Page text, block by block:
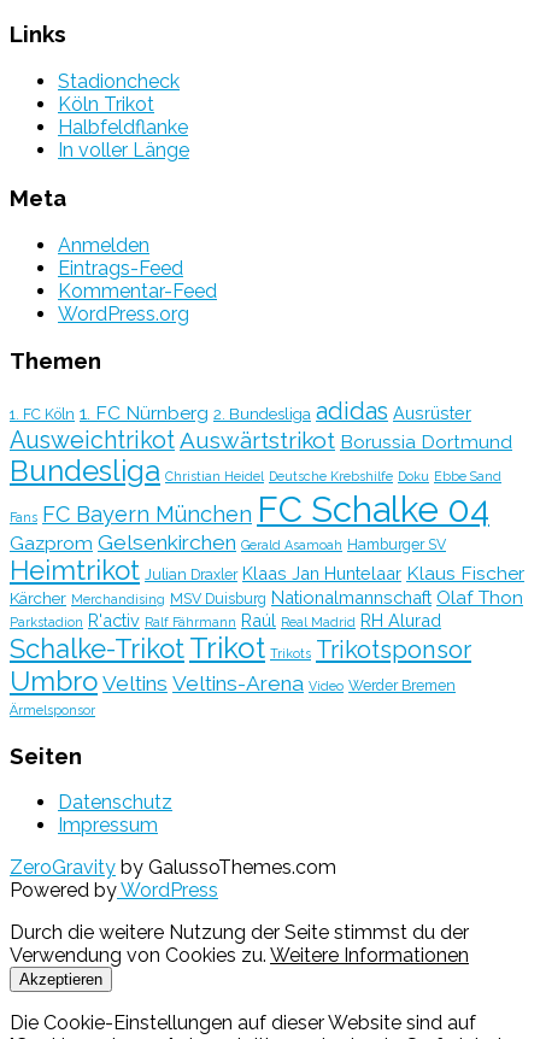
Links
Stadioncheck
Köln Trikot
Halbfeldflanke
In voller Länge
Meta
Anmelden
Eintrags-Feed
Kommentar-Feed
WordPress.org
Themen
1. FC Köln 1. FC Nürnberg 2. Bundesliga adidas Ausrüster
AusweichtrikotAuswärtstrikot Borussia Dortmund
Bundesliga Christian Heidel Deutsche Krebshilfe Doku Ebbe Sand
Fans FC Bayern München FC Schalke 04
Gazprom Gelsenkirchen Gerald Asamoah Hamburger SV
Heimtrikot Julian Draxler Klaas Jan Huntelaar Klaus Fischer
Kärcher Merchandising MSV Duisburg Nationalmannschaft Olaf Thon
Parkstadion R'activ Ralf Fährmann Raúl Real Madrid RH Alurad
Schalke-TrikotTrikot Trikots Trikotsponsor
Umbro Veltins Veltins-Arena Video Werder Bremen
Ärmelsponsor
Seiten
Datenschutz
Impressum
ZeroGravity by GalussoThemes.com
Powered byWordPress
Durch die weitere Nutzung der Seite stimmst du der
Verwendung von Cookies zu. Weitere Informationen
Akzeptieren
Die Cookie-Einstellungen auf dieser Website sind auf